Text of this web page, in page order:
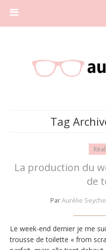
Tag
La production du
de
ParAurélie
Le week-end dernier je me
trousse de toilette « from